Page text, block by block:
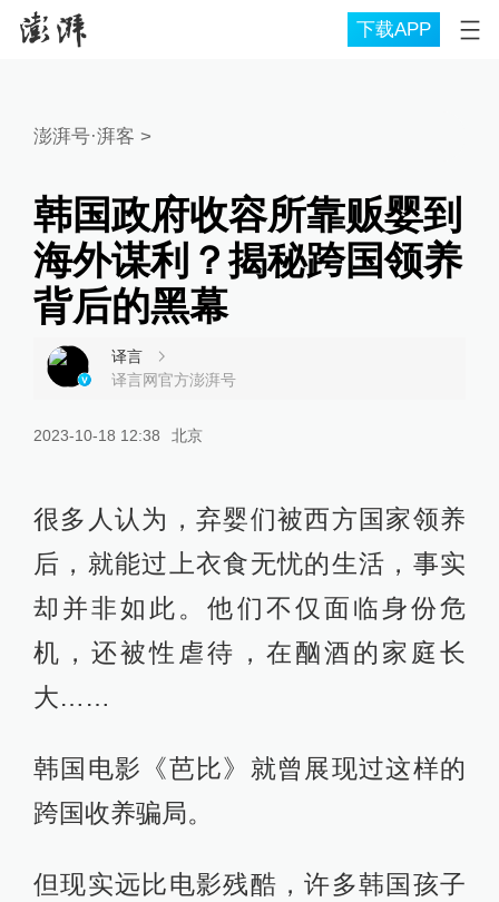
下载APP
澎湃号·湃客 >
韩国政府收容所靠贩婴到
海外谋利？揭秘跨国领养
背后的黑幕
译言
译言网官方澎湃号
2023-10-18 12:38 北京
很多人认为，弃婴们被西方国家领养
后，就能过上衣食无忧的生活，事实
却并非如此。他们不仅面临身份危
机，还被性虐待，在酗酒的家庭长
大……
韩国电影《芭比》就曾展现过这样的
跨国收养骗局。
但现实远比电影残酷，许多韩国孩子